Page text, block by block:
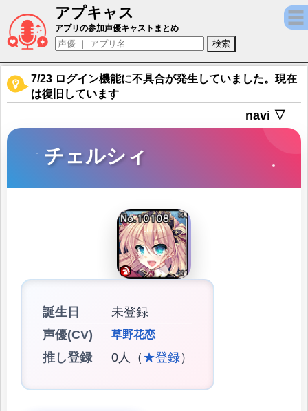
アプキャス
チェルシィ（声優：草野花恋)【ブレイヴガ
アプリの参加声優キャストまとめ
7/23 ログイン機能に不具合が発生していました。現在
は復旧しています
navi ▽
チェルシィ
誕生日
未登録
声優(CV)
草野花恋
推し登録 0人（ ★登録）